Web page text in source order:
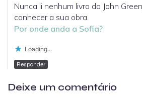
Nunca li nenhum livro do John
conhecer a sua obra.
Por onde anda a Sofia?
Loading...
Responder
Deixe um comentário